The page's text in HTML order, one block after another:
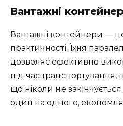
Вантажні
Вантажні контейнери —
практичності. Їхня
дозволяє ефективно
під час транспортування,
що ніколи не
один на одного,